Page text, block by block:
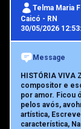
Telma Maria
Caicó - RN
30/05/2026
Message
HISTÓRIA VIVA
compositor e
por amor. Ficou
pelos avós,
artística,
característica,